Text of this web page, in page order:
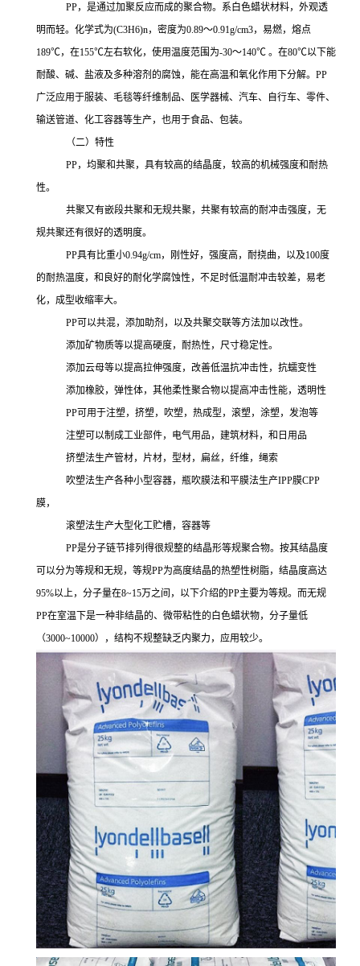
PP，是通过加聚反应而成的聚合物。系白色蜡状材料，外观透
明而轻。化学式为(C3H6)n，密度为0.89～0.91g/cm3，易燃，熔点
189℃，在155℃左右软化，使用温度范围为-30～140℃ 。在80℃以下能
耐酸、碱、盐液及多种溶剂的腐蚀，能在高温和氧化作用下分解。 PP
广泛应用于服装、毛毯等纤维制品、医学器械、汽车、自行车、零件、
输送管道、化工容器等生产，也用于食品、包装。
（二）特性
PP，均聚和共聚，具有较高的结晶度，较高的机械强度和耐热
性。
共聚又有嵌段共聚和无规共聚，共聚有较高的耐冲击强度，无
规共聚还有很好的透明度。
PP具有比重小0.94g/cm，刚性好，强度高，耐挠曲，以及100度
的耐热温度，和良好的耐化学腐蚀性，不足时低温耐冲击较差，易老
化，成型收缩率大。
PP可以共混，添加助剂，以及共聚交联等方法加以改性。
添加矿物质等以提高硬度，耐热性，尺寸稳定性。
添加云母等以提高拉伸强度，改善低温抗冲击性，抗蠕变性
添加橡胶，弹性体，其他柔性聚合物以提高冲击性能，透明性
PP可用于注塑，挤塑，吹塑，热成型，滚塑，涂塑，发泡等
注塑可以制成工业部件，电气用品，建筑材料，和日用品
挤塑法生产管材，片材，型材，扁丝，纤维，绳索
吹塑法生产各种小型容器，瓶吹膜法和平膜法生产IPP膜CPP
膜，
滚塑法生产大型化工贮槽，容器等
PP是分子链节排列得很规整的结晶形等规聚合物。按其结晶度
可以分为等规和无规，等规PP为高度结晶的热塑性树脂，结晶度高达
95%以上，分子量在8~15万之间，以下介绍的PP主要为等规。而无规
PP在室温下是一种非结晶的、微带粘性的白色蜡状物，分子量低
（3000~10000），结构不规整缺乏内聚力，应用较少。